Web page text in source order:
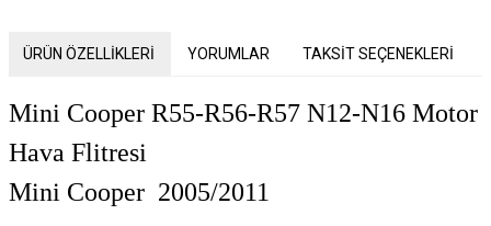
ÜRÜN ÖZELLİKLERİ YORUMLAR TAKSİT SEÇENEKLERİ
Mini Cooper R55-R56-R57 N12-N16 Motor
Hava Flitresi
Mini Cooper 2005/2011